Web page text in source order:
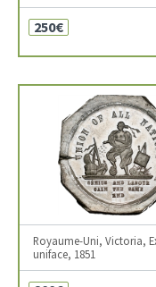
250€
Royaume-Uni, Victoria,
uniface, 1851